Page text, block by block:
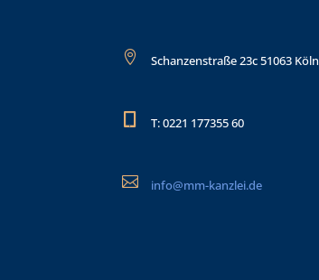
 Schanzenstraße 23c 51063 Köln
 T: 0221 177355 60
 info@mm-kanzlei.de